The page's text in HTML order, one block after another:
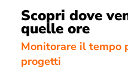
Scopri dove
quelle ore
Monitorare il tempo
progetti